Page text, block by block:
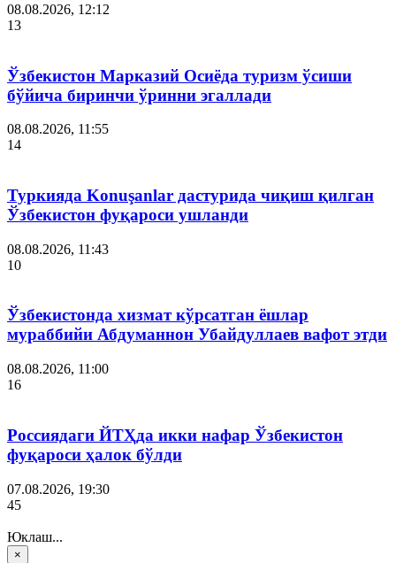
08.08.2026, 12:12
13
Ўзбекистон Марказий Осиёда туризм ўсиши
бўйича биринчи ўринни эгаллади
08.08.2026, 11:55
14
Туркияда Konuşanlar дастурида чиқиш қилган
Ўзбекистон фуқароси ушланди
08.08.2026, 11:43
10
Ўзбекистонда хизмат кўрсатган ёшлар
мураббийи Абдуманнон Убайдуллаев вафот этди
08.08.2026, 11:00
16
Россиядаги ЙТҲда икки нафар Ўзбекистон
фуқароси ҳалок бўлди
07.08.2026, 19:30
45
Юклаш...
×